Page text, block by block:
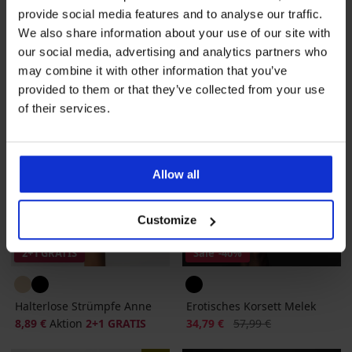
provide social media features and to analyse our traffic.
We also share information about your use of our site with
our social media, advertising and analytics partners who
may combine it with other information that you’ve
provided to them or that they’ve collected from your use
of their services.
Allow all
Customize
2+1 GRATIS
Halterlose Strümpfe Anne
8,89 € Aktion 2+1 GRATIS
Sale -40%
Erotisches Korsett Melek
Rabatt
34,79 € Alter Preis
57,99 €